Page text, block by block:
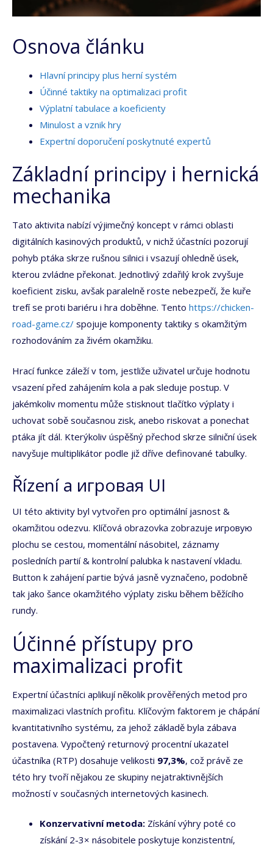
Osnova článku
Hlavní principy plus herní systém
Účinné taktiky na optimalizaci profit
Výplatní tabulace a koeficienty
Minulost a vznik hry
Expertní doporučení poskytnuté expertů
Základní principy i hernická
mechanika
Tato aktivita nabízí výjimečný koncept v rámci oblasti
digitálních kasinových produktů, v nichž účastníci pozorují
pohyb ptáka skrze rušnou silnici i vsazují ohledně úsek,
kterou zvládne překonat. Jednotlivý zdařilý krok zvyšuje
koeficient zisku, avšak paralelně roste nebezpečí, že kuře
trefí se proti bariéru i hra doběhne. Tento https://chicken-
road-game.cz/ spojuje komponenty taktiky s okamžitým
rozhodováním za živém okamžiku.
Hrací funkce záleží v tom, jestliže uživatel určuje hodnotu
vsazení před zahájením kola a pak sleduje postup. V
jakémkoliv momentu může stisknout tlačítko výplaty i
uchovat sobě současnou zisk, anebo riskovat a ponechat
ptáka jít dál. Kterýkoliv úspěšný přechod skrze silniční úsek
navyšuje multiplikátor podle již dříve definované tabulky.
Řízení a игровая UI
UI této aktivity byl vytvořen pro optimální jasnost &
okamžitou odezvu. Klíčová obrazovka zobrazuje игровую
plochu se cestou, momentální násobitel, záznamy
posledních partií & kontrolní palubka k nastavení vkladu.
Button k zahájení partie bývá jasně vyznačeno, podobně
tak jako šance okamžitého výplaty zisku během běžícího
rundy.
Účinné přístupy pro
maximalizaci profit
Expertní účastníci aplikují několik prověřených metod pro
maximalizaci vlastních profitu. Klíčovým faktorem je chápání
kvantitativního systému, za jehož základě byla zábava
postavena. Vypočtený returnový procentní ukazatel
účastníka (RTP) dosahuje velikosti 97,3%, což právě ze
této hry tvoří nějakou ze skupiny nejatraktivnějších
možností v současných internetových kasinech.
Konzervativní metoda: Získání výhry poté co
získání 2-3× násobitele poskytuje konzistentní,